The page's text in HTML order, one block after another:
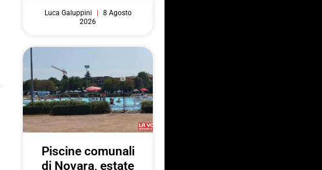
Luca Galuppini
8 Agosto
2026
Piscine comunali
di Novara, estate